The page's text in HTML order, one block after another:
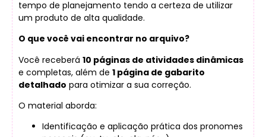
tempo de planejamento tendo a certeza de utilizar
um produto de alta qualidade.
O que você vai encontrar no arquivo?
Você receberá 10 páginas de atividades dinâmicas
e completas, além de 1 página de gabarito
detalhado para otimizar a sua correção.
O material aborda:
Identificação e aplicação prática dos pronomes